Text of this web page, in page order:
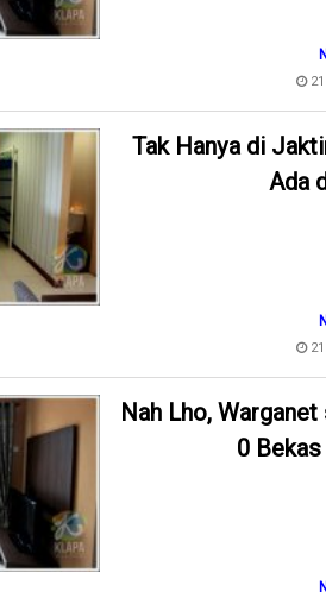
21
Tak Hanya di
Ada
21
Nah Lho,
0